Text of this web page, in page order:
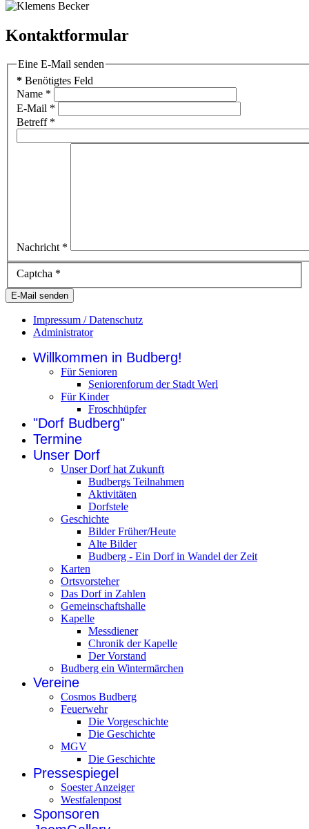
Kontaktformular
Eine E-Mail senden
* Benötigtes Feld
Name *
E-Mail *
Betreff*
Nachricht *
Captcha *
E-Mail senden
Impressum / Datenschutz
Administrator
Willkommen in Budberg!
Für Senioren
Seniorenforum der Stadt Werl
Für Kinder
Froschhüpfer
"Dorf Budberg"
Termine
Unser Dorf
Unser Dorf hat Zukunft
Budbergs Teilnahmen
Aktivitäten
Dorfstele
Geschichte
Bilder Früher/Heute
Alte Bilder
Budberg - Ein Dorf in Wandel der Zeit
Karten
Ortsvorsteher
Das Dorf in Zahlen
Gemeinschaftshalle
Kapelle
Messdiener
Chronik der Kapelle
Der Vorstand
Budberg ein Wintermärchen
Vereine
Cosmos Budberg
Feuerwehr
Die Vorgeschichte
Die Geschichte
MGV
Die Geschichte
Pressespiegel
Soester Anzeiger
Westfalenpost
Sponsoren